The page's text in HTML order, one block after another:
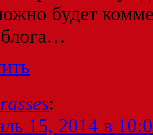
будет
:
15, 2014 в